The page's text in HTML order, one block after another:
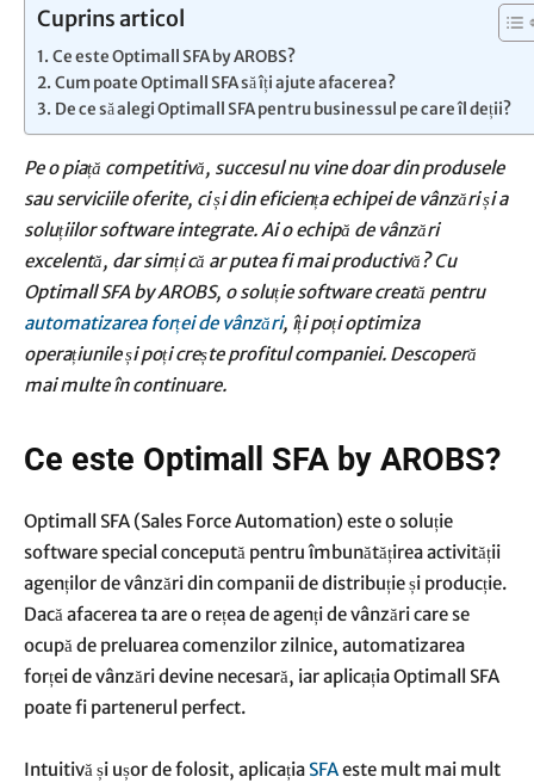
Cuprins articol
Ce este Optimall SFA by AROBS?
Cum poate Optimall SFA să îți ajute afacerea?
De ce să alegi Optimall SFA pentru businessul pe care îl deții?
Pe o piață competitivă, succesul nu vine doar din produsele
sau serviciile oferite, ci și din eficiența echipei de vânzări și a
soluțiilor software integrate. Ai o echipă de vânzări
excelentă, dar simți că ar putea fi mai productivă? Cu
Optimall SFA by AROBS, o soluție software creată pentru
automatizarea forței de vânzări, îți poți optimiza
operațiunile și poți crește profitul companiei. Descoperă
mai multe în continuare.
Ce este Optimall SFA by AROBS?
Optimall SFA (Sales Force Automation) este o soluție
software special concepută pentru îmbunătățirea activității
agenților de vânzări din companii de distribuție și producție.
Dacă afacerea ta are o rețea de agenți de vânzări care se
ocupă de preluarea comenzilor zilnice, automatizarea
forței de vânzăridevine necesară, iar aplicația Optimall SFA
poate fi partenerul perfect.
Intuitivă și ușor de folosit, aplicația SFAeste mult mai mult